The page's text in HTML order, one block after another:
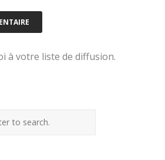
à votre liste de diffusion.